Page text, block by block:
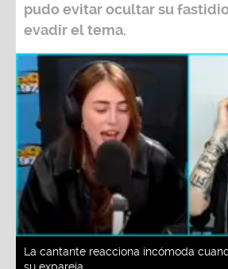
pudo evitar ocultar su
evadir el tema.
La cantante reacciona incómoda
su expareja.